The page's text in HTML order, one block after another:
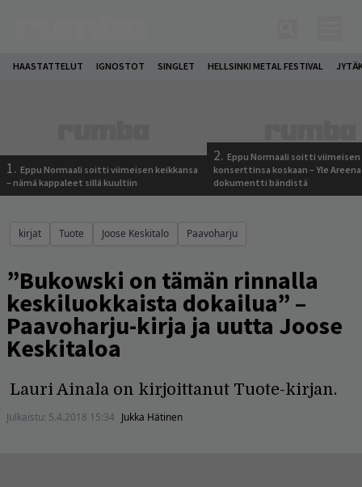
HAASTATTELUT IGNOSTOT SINGLET HELLSINKI METAL FESTIVAL
1. Eppu Normaali soitti viimeisen keikkansa
– nämä kappaleet sillä kuultiin
2. Eppu Normaali soitti viimeisen
konserttinsa koskaan – Yle
dokumentti bändistä
kirjat Tuote Joose Keskitalo Paavoharju
”Bukowski on tämän rinnalla
keskiluokkaista dokailua” –
Paavoharju-kirja ja uutta Joose
Keskitaloa
Lauri Ainala on kirjoittanut Tuote-kirjan.
Julkaistu: 5.4.2018 15:34 Jukka Hätinen